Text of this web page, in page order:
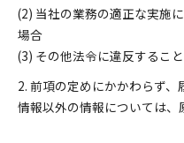
(2) 当社の業務の適正な実施
場合
(3) その他法令に違反するこ
2. 前項の定めにかかわらず
情報以外の情報については、